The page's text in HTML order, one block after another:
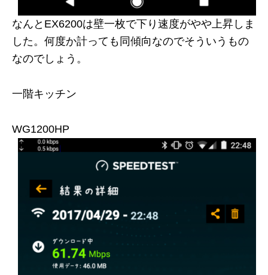
なんとEX6200は壁一枚で下り速度がやや上昇しま
した。何度か計っても同傾向なのでそういうもの
なのでしょう。
一階キッチン
WG1200HP